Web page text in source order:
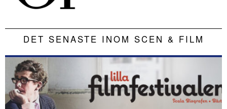
DET SENASTE INOM SCEN & FILM